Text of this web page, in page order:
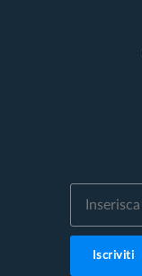
Iscriviti